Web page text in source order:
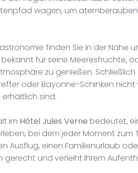
wagen, um
finden Sie in der Nähe
bekannt für seine Meeresfrüchte,
zu genießen.
oder Bayonne-Schinken
sind.
im Hôtel Jules Verne bedeutet,
bei dem jeder Moment
Ausflug, einen Familienurlaub
gerecht und verleiht Ihrem